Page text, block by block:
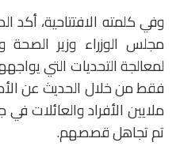
وفي كلمته الافتتاحية، أكد
مجلس الوزراء وزير الصحة
لمعالجة التحديات التي
فقط من خلال الحديث عن
ملايين الأفراد والعائلات في
تم تجاهل قصصهم.